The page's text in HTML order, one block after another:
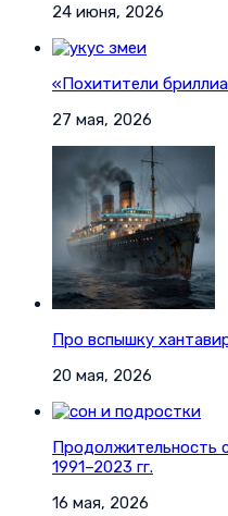
24 июня, 2026
«Похитители
27 мая, 2026
Про вспышку
20 мая, 2026
Продолжительность
1991–2023 гг.
16 мая, 2026